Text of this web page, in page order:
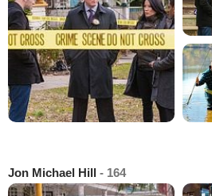
Jon Michael Hill - 164